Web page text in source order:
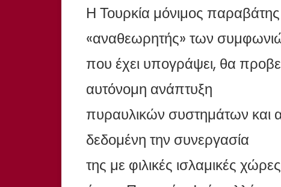
Η Τουρκία μόνιμος παραβάτης
«αναθεωρητής» των
που έχει υπογράψει, θα
αυτόνομη ανάπτυξη
πυραυλικών συστημάτων και
δεδομένη την συνεργασία
της με φιλικές ισλαμικές